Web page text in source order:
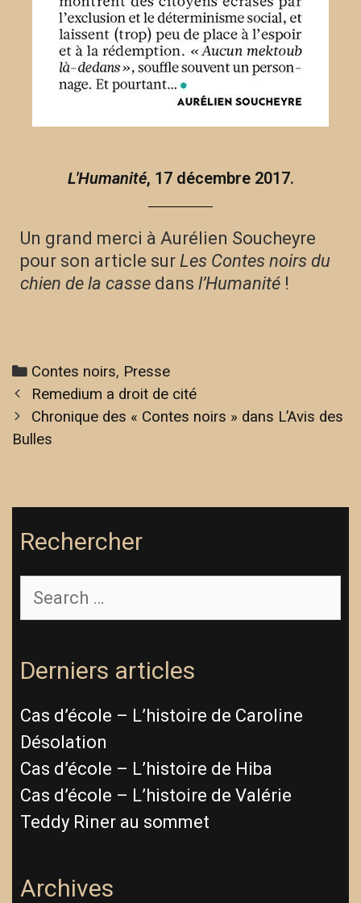
L'Humanité, 17 décembre 2017.
Un grand merci à Aurélien Soucheyre
pour son article sur Les Contes noirs du
chien de la casse dans l’Humanité !
Contes noirs, Presse
Remedium a droit de cité
Chronique des « Contes noirs » dans L’Avis des
Bulles
Rechercher
Derniers articles
Cas d’école – L’histoire de Caroline
Désolation
Cas d’école – L’histoire de Hiba
Cas d’école – L’histoire de Valérie
Teddy Riner au sommet
Archives